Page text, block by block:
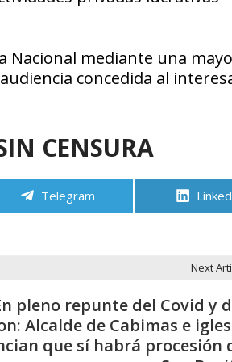
Nacional mediante una
concedida al
CENSURA
Compartir
Telegram
Next
pleno repunte del Covid y
Alcalde de Cabimas e
que sí habrá procesión